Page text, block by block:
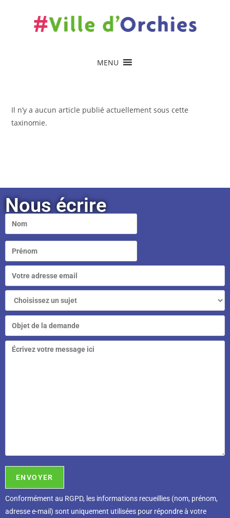
MENU
Il n’y a aucun article publié actuellement sous cette
taxinomie.
Nous écrire
Conformément au RGPD, l es informations recueillies (nom, prénom,
adresse e-mail) sont uniquement utilisées pour répondre à votre